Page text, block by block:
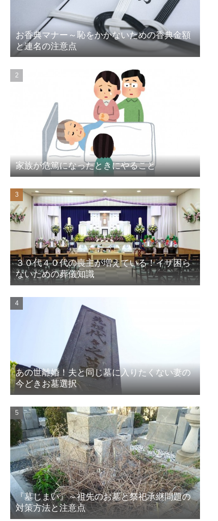
お香典マナー～恥をかかないための香典金額
と連名の注意点
家族が危篤になったときにやること
３０代４０代の喪主が増えている！イザ困ら
ないための葬儀知識
あの世離婚！夫と同じ墓に入りたくない妻の
今どきお墓選択
『墓じまい』～祖先のお墓と祭祀承継問題の
対策方法と注意点